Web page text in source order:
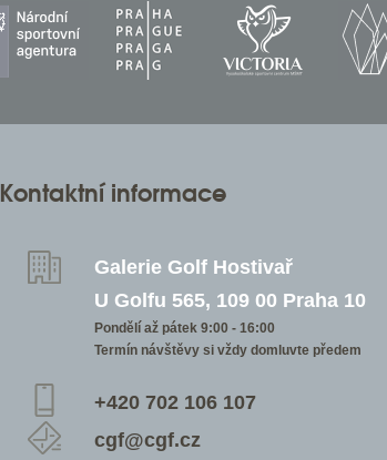
Kontaktní informace
Galerie Golf Hostivař
U Golfu 565, 109 00 Praha 10
Pondělí až pátek 9:00 - 16:00
Termín návštěvy si vždy domluvte předem
+420 702 106 107
cgf@cgf.cz